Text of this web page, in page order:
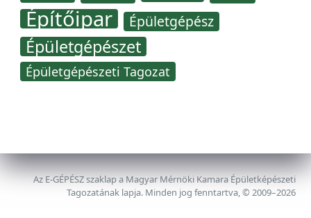
Építőipar Épületgépész
Épületgépészet
Épületgépészeti Tagozat
Az E-GÉPÉSZ szaklap a Magyar Mérnöki Kamara Épületképészeti
Tagozatának lapja. Minden jog fenntartva, © 2009–2026